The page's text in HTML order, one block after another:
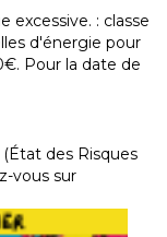
: classe
d'énergie pour
Pour la date de
des Risques
vous sur